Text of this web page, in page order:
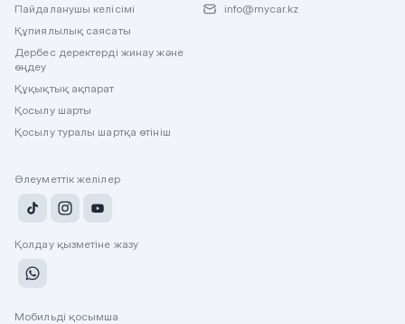
Пайдаланушы келісімі
Құпиялылық саясаты
Дербес деректерді жинау және
өңдеу
Құқықтық ақпарат
Қосылу шарты
Қосылу туралы шартқа өтініш
info@mycar.kz
Әлеуметтік желілер
Қолдау қызметіне жазу
Мобильді қосымша